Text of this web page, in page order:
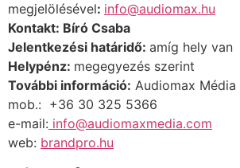
megjelölésével: info@audiomax.hu
Kontakt: Bíró Csaba
Jelentkezési határidő: amíg hely van
Helypénz: megegyezés szerint
További információ: Audiomax Média
mob.: +36 30 325 5366
e-mail: info@audiomaxmedia.com
web: brandpro.hu